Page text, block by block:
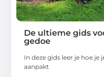
De ultieme gids
gedoe
In deze gids leer je hoe
aanpakt